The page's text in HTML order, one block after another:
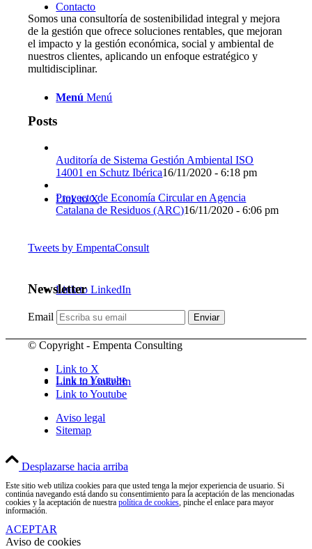
Contacto
Menú Menú
Link to X
Link to LinkedIn
Link to Youtube
Somos una consultoría de sostenibilidad integral y mejora
de la gestión que ofrece soluciones rentables, que mejoran
el impacto y la gestión económica, social y ambiental de
nuestros clientes, aplicando un enfoque estratégico y
multidisciplinar.
Posts
Auditoría de Sistema Gestión Ambiental ISO
14001 en Schutz Ibérica16/11/2020 - 6:18 pm
Proyecto de Economía Circular en Agencia
Catalana de Residuos (ARC)16/11/2020 - 6:06 pm
Tweets by EmpentaConsult
Newsletter
Email
© Copyright - Empenta Consulting
Link to X
Link to LinkedIn
Link to Youtube
Aviso legal
Sitemap
Desplazarse hacia arriba
Este sitio web utiliza cookies para que usted tenga la mejor experiencia de usuario. Si
continúa navegando está dando su consentimiento para la aceptación de las mencionadas
cookies y la aceptación de nuestra política de cookies , pinche el enlace para mayor
información.
ACEPTAR
Aviso de cookies